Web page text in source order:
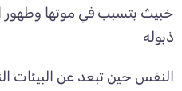
خبيث بتسبب في موتها وظهور
ذبوله
النفس حين تبعد عن البيئات